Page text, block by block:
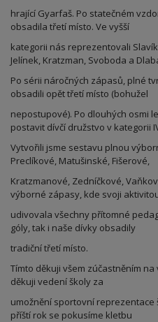
hrající Gyarfaš. Po statečném
obsadila třetí místo. Ve vyšší
kategorii nás reprezentovali
Jelínek, Kratzman, Svoboda a
Po sérii náročných zápasů, plné
obsadili opět třetí místo (bohužel
nepostupové). Po dlouhých osmi
postavit dívčí družstvo v kategorii
Vytvořili jsme sestavu plnou
Preclíkové, Matušinské, Fišerové,
Kratzmanové, Zedníčkové,
výborné zápasy, kde svoji
udivovala všechny přítomné
góly, tak i naše dívky obsadily
tradiční třetí místo.
Tímto děkuji všem zúčastněním
děkuji vedení školy za
umožnění sportovní reprezentace
příští rok se pokusíme kletbu